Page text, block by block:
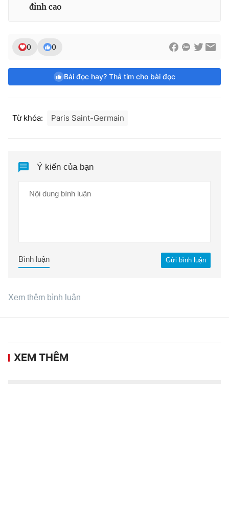
đỉnh cao
0 0
Bài đọc hay? Thả tim cho bài đọc
Từ khóa: Paris Saint-Germain
Ý kiến của bạn
Gửi bình luận
Bình luận
Xem thêm bình luận
XEM THÊM